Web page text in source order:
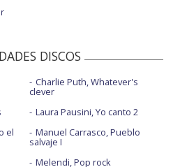
DISCOS
el
Charlie Puth, Whatever's
clever
Laura Pausini, Yo canto 2
Manuel Carrasco, Pueblo
salvaje I
Melendi, Pop rock